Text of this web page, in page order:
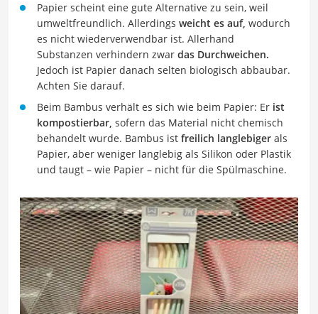
Papier scheint eine gute Alternative zu sein, weil
umweltfreundlich. Allerdings weicht es auf, wodurch
es nicht wiederverwendbar ist. Allerhand
Substanzen verhindern zwar das Durchweichen.
Jedoch ist Papier danach selten biologisch abbaubar.
Achten Sie darauf.
Beim Bambus verhält es sich wie beim Papier: Er ist
kompostierbar, sofern das Material nicht chemisch
behandelt wurde. Bambus ist freilich langlebiger als
Papier, aber weniger langlebig als Silikon oder Plastik
und taugt – wie Papier – nicht für die Spülmaschine.